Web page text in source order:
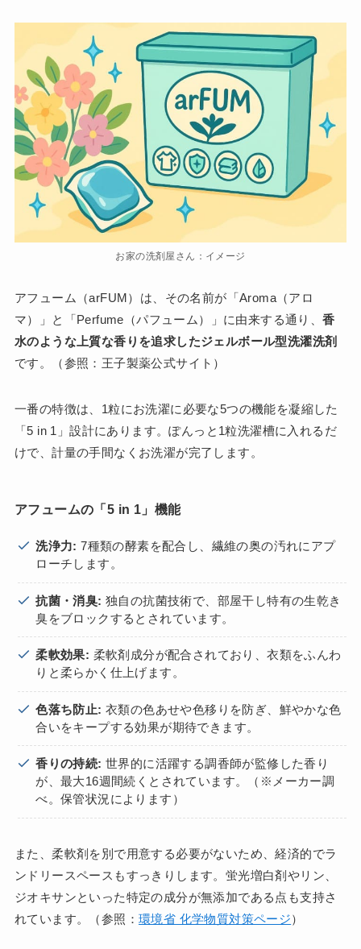
お家の洗剤屋さん：イメージ
アフューム（arFUM）は、その名前が「Aroma（アロ
マ）」と「Perfume（パフューム）」に由来する通り、香
水のような上質な香りを追求したジェルボール型洗濯洗剤
です。（参照：王子製薬公式サイト）
一番の特徴は、1粒にお洗濯に必要な5つの機能を凝縮した
「5 in 1」設計にあります。ぽんっと1粒洗濯槽に入れるだ
けで、計量の手間なくお洗濯が完了します。
アフュームの「5 in 1」機能
洗浄力: 7種類の酵素を配合し、繊維の奥の汚れにアプ
ローチします。
抗菌・消臭: 独自の抗菌技術で、部屋干し特有の生乾き
臭をブロックするとされています。
柔軟効果: 柔軟剤成分が配合されており、衣類をふんわ
りと柔らかく仕上げます。
色落ち防止: 衣類の色あせや色移りを防ぎ、鮮やかな色
合いをキープする効果が期待できます。
香りの持続: 世界的に活躍する調香師が監修した香り
が、最大16週間続くとされています。（※メーカー調
べ。保管状況によります）
また、柔軟剤を別で用意する必要がないため、経済的でラ
ンドリースペースもすっきりします。蛍光増白剤やリン、
ジオキサンといった特定の成分が無添加である点も支持さ
れています。（参照： 環境省 化学物質対策ページ）